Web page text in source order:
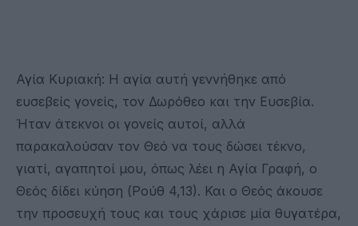
Αγία Κυριακή: Η αγία αυτή γεννήθηκε από
ευσεβείς γονείς, τον Δωρόθεο και την Ευσεβία.
Ήταν άτεκνοι οι γονείς αυτοί, αλλά
παρακαλούσαν τον Θεό να τους δώσει τέκνο,
γιατί, αγαπητοί μου, όπως λέει η Αγία Γραφή, ο
Θεός δίδει κύηση (Ρούθ 4,13). Και ο Θεός άκουσε
την προσευχή τους και τους χάρισε μία θυγατέρα,